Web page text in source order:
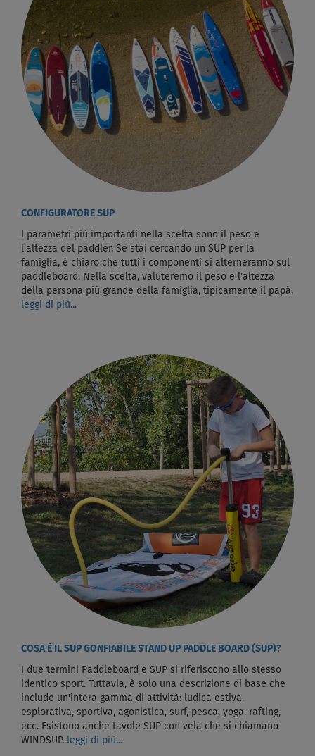
CONFIGURATORE SUP
I parametri più importanti nella scelta sono il peso e
l'altezza del paddler. Se stai cercando un SUP per la
famiglia, è chiaro che tutti i componenti si alterneranno sul
paddleboard. Nella scelta, valuteremo il peso e l'altezza
della persona più grande della famiglia, tipicamente il papà.
leggi di più...
COSA È IL SUP GONFIABILE STAND UP PADDLE BOARD (SUP)?
I due termini Paddleboard e SUP si riferiscono allo stesso
identico sport. Tuttavia, è solo una descrizione di base che
include un'intera gamma di attività: ludica estiva,
esplorativa, sportiva, agonistica, surf, pesca, yoga, rafting,
ecc. Esistono anche tavole SUP con vela che si chiamano
WINDSUP. leggi di più...